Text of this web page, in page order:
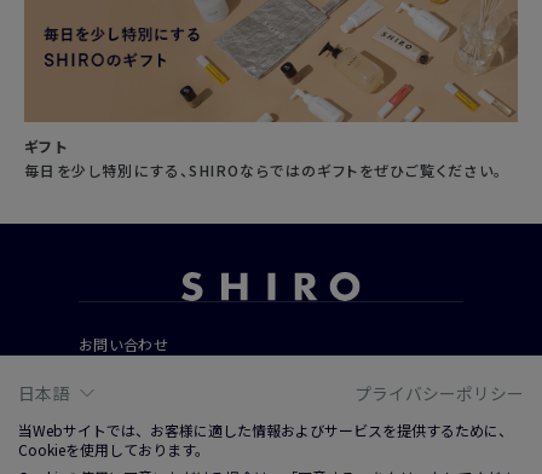
ギフト
毎日を少し特別にする、SHIROならではのギフトをぜひご覧ください。
お問い合わせ
よくあるご質問
日本語 プライバシーポリシー
当Webサイトでは、お客様に適した情報およびサービスを提供するために、
Cookieを使用しております。